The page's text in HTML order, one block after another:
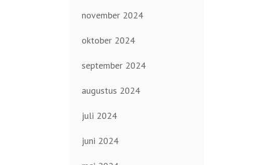
november 2024
oktober 2024
september 2024
augustus 2024
juli 2024
juni 2024